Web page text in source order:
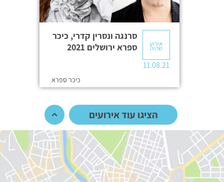
סרנגה ונסרין קדרי, כיכר
ספרא ירושלים 2021
כיכר ספרא
אירוע
שהיה
11.08.21
הציגו עוד אירועים